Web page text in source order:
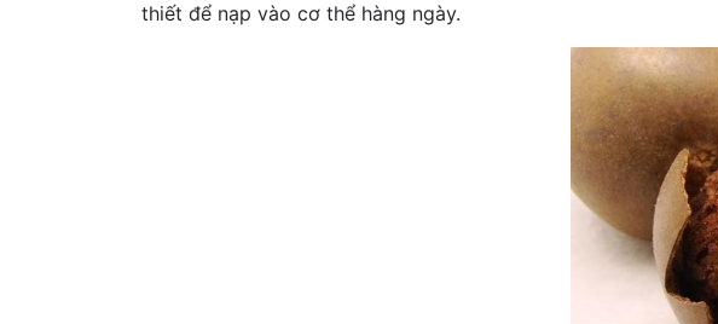
thiết để nạp vào cơ thể hàng ngày.